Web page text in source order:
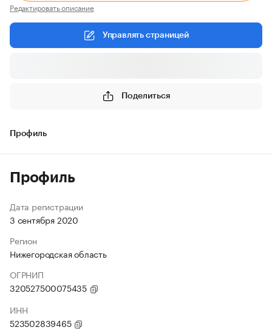
Редактировать описание
Управлять страницей
Поделиться
Профиль
Профиль
Дата регистрации
3 сентября 2020
Регион
Нижегородская область
ОГРНИП
320527500075435
ИНН
523502839465